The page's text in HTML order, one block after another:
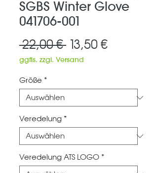
SGBS Winter Glove
041706-001
22,00 € Standardpreis
13,50 €Sale-
ggfls. zzgl. Versand
Größe *
Veredelung *
Veredelung ATS LOGO *